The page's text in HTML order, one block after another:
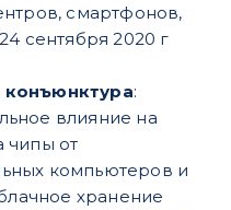
смартфонов,
сентября 2020 г
:
влияние на
чипы от
компьютеров и
хранение